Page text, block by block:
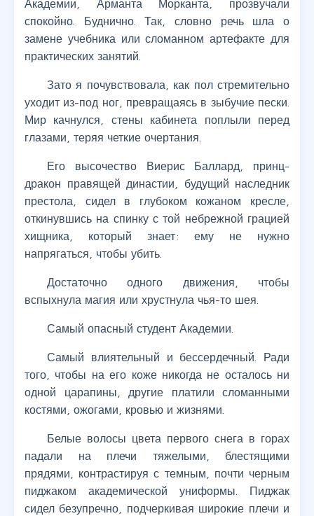
Академии, Арманта Морканта, прозвучали
спокойно. Буднично. Так, словно речь шла о
замене учебника или сломанном артефакте для
практических занятий.
Зато я почувствовала, как пол стремительно
уходит из-под ног, превращаясь в зыбучие пески.
Мир качнулся, стены кабинета поплыли перед
глазами, теряя четкие очертания.
Его высочество Виерис Баллард, принц-
дракон правящей династии, будущий наследник
престола, сидел в глубоком кожаном кресле,
откинувшись на спинку с той небрежной грацией
хищника, который знает: ему не нужно
напрягаться, чтобы убить.
Достаточно одного движения, чтобы
вспыхнула магия или хрустнула чья-то шея.
Самый опасный студент Академии.
Самый влиятельный и бессердечный. Ради
того, чтобы на его коже никогда не осталось ни
одной царапины, другие платили сломанными
костями, ожогами, кровью и жизнями.
Белые волосы цвета первого снега в горах
падали на плечи тяжелыми, блестящими
прядями, контрастируя с темным, почти черным
пиджаком академической униформы. Пиджак
сидел безупречно, подчеркивая широкие плечи и